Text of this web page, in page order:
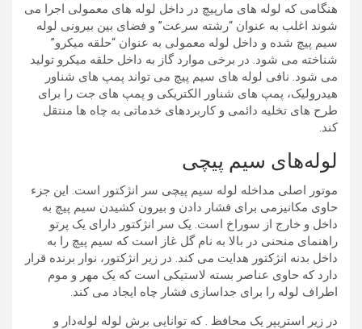
هنگامی که لوله های مارپیچ در داخل لوله های معمولی اجرا می
شوند اغلب به عنوان “رشته سرعت” و فضای بین بیرونی لوله
سیم پیچ شده و داخل لوله معمولی به عنوان “حلقه میکرو”
شناخته می شود. در برخی موارد گاز به داخل حلقه میکرو تولید
می شود. نافی لوله های سیم پیچ می تواند پمپ های شناور
هیدرولیک، پمپ های شناور الکتریکی و پمپ های جت را برای
طرح های تخلیه دائمی و کاربردهای خدماتی به چاه ها منتقل
کند.
لوله‌های سیم پیچی
موتور اصلی مداخله لوله سیم پیچی سر انژکتور است. این جزء
حاوی مکانیزمی برای فشار دادن و بیرون کشیدن سیم پیچ به
داخل و خارج از سوراخ است. یک سر انژکتور دارای یک پرتو
راهنمای منحنی در بالا به نام گل غاز است که سیم پیچ را به
داخل بدنه انژکتور هدایت می کند. در زیر انژکتور، نوار برنده قرار
دارد که حاوی عناصر بسته لاستیکی است که یک مهر و موم
اطراف لوله را برای جداسازی فشار چاه ایجاد می کند.
در زیر استریپر یک محافظ . که توانایی برش لوله لوله‌دار و